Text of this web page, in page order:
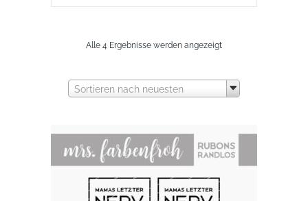
Alle 4 Ergebnisse werden angezeigtNach
sortiert
Sortieren nach neuesten